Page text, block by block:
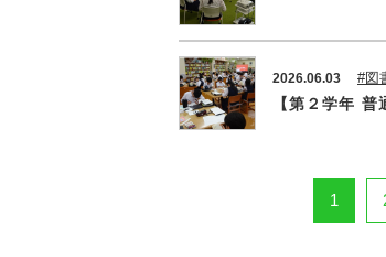
2026.06.03 #図
【第２学年
1